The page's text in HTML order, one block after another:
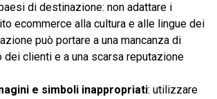
di destinazione: non adattare i
ecommerce alla cultura e alle lingue dei
può portare a una mancanza di
dei clienti e a una scarsa reputazione
e simboli inappropriati: utilizzare